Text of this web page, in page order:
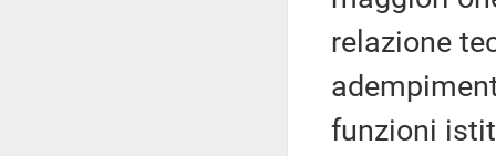
relazione
funzioni